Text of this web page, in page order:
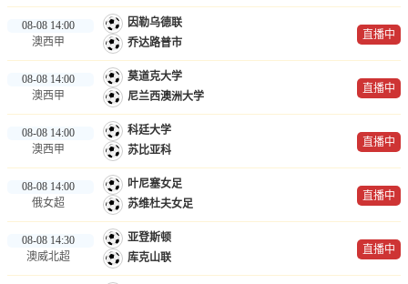
08-08 14:00
澳西甲
因勒乌德联
乔达路普市
直播中
08-08 14:00
澳西甲
莫道克大学
尼兰西澳洲大学
直播中
08-08 14:00
澳西甲
科廷大学
苏比亚科
直播中
08-08 14:00
俄女超
叶尼塞女足
苏维杜夫女足
直播中
08-08 14:30
澳威北超
亚登斯顿
库克山联
直播中